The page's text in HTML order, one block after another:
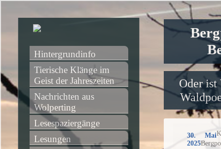
Oder ist
30. Mai
2025
Hintergrundinfo
Tierische Klänge im
Geist der Jahreszeiten
Nachrichten aus
Wolperting
Lesespaziergänge
Lesungen